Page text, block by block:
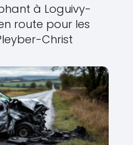
à Loguivy-
route pour les
Christ